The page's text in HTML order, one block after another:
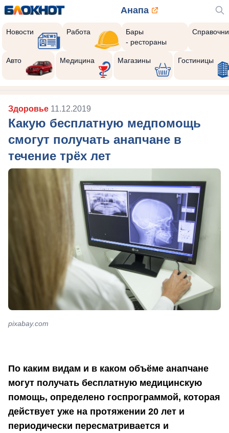
Анапа
Новости Работа
Бары
- рестораны
Авто Медицина Магазины Гостиницы
Здоровье 11.12.2019
Какую бесплатную медпомощь
смогут получать анапчане в
течение трёх лет
pixabay.com
По каким видам и в каком объёме анапчане
могут получать бесплатную медицинскую
помощь, определено госпрограммой, которая
действует уже на протяжении 20 лет и
периодически пересматривается и